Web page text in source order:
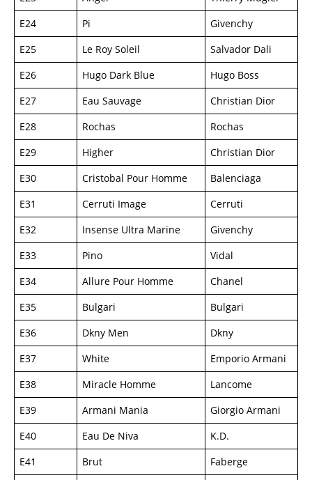
E24
Pi
Givenchy
E25
Le Roy Soleil
Salvador Dali
E26
Hugo Dark Blue
Hugo Boss
E27
Eau Sauvage
Christian Dior
E28
Rochas
Rochas
E29
Higher
Christian Dior
E30
Cristobal Pour Homme
Balenciaga
E31
Cerruti Image
Cerruti
E32
Insense Ultra Marine
Givenchy
E33
Pino
Vidal
E34
Allure Pour Homme
Chanel
E35
Bulgari
Bulgari
E36
Dkny Men
Dkny
E37
White
Emporio Armani
E38
Miracle Homme
Lancome
E39
Armani Mania
Giorgio Armani
E40
Eau De Niva
K.D.
E41
Brut
Faberge